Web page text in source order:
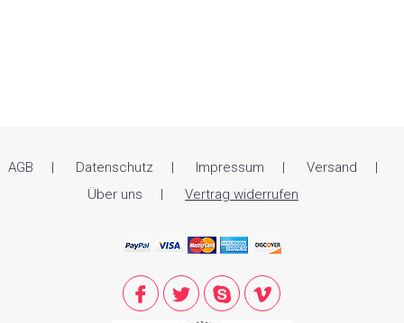
AGB Datenschutz Impressum
Versand
Über uns
Vertrag widerrufen